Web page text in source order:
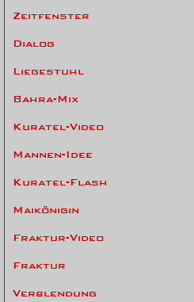
Zeitfenster
Dialog
Liegestuhl
Bahra-Mix
Kuratel-Video
Mannen-Idee
Kuratel-Flash
Maikönigin
Fraktur-Video
Fraktur
Verblendung